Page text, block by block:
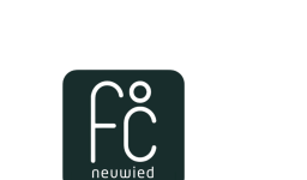
springen